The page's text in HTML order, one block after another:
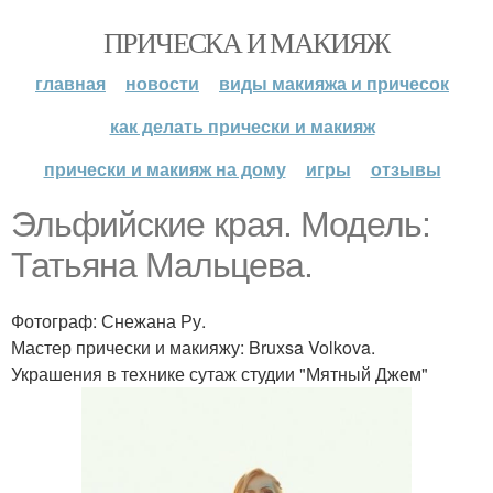
ПРИЧЕСКА И МАКИЯЖ
главная новости
виды макияжа и причесок
как делать прически и макияж
прически и макияж на дому
игры отзывы
Эльфийские края. Модель:
Татьяна Мальцева.
Фотограф: Снежана Ру.
Мастер прически и макияжу: Bruxsa Volkova.
Украшения в технике сутаж студии "Мятный Джем"